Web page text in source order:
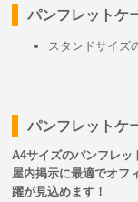
パンフレットケ
スタンドサイズ
パンフレットケ
A4サイズのパンフレッ
屋内掲示に最適でオフ
躍が見込めます！